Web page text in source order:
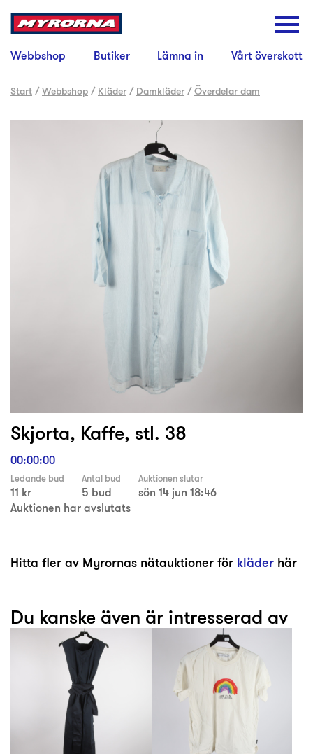
Webbshop Butiker Lämna in Vårt överskott
Start /Webbshop / Kläder / Damkläder /Överdelar dam
Skjorta, Kaffe, stl. 38
00:00:00
Ledande bud
11 kr
Antal bud
5 bud
Auktionen slutar
sön 14 jun 18:46
Auktionen har avslutats
Hitta fler av Myrornas nätauktioner för kläder här
Du kanske även är intresserad av